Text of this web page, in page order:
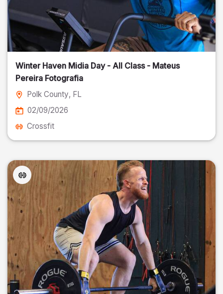
Winter Haven Midia Day - All Class - Mateus
Pereira Fotografia
Polk County, FL
02/09/2026
Crossfit